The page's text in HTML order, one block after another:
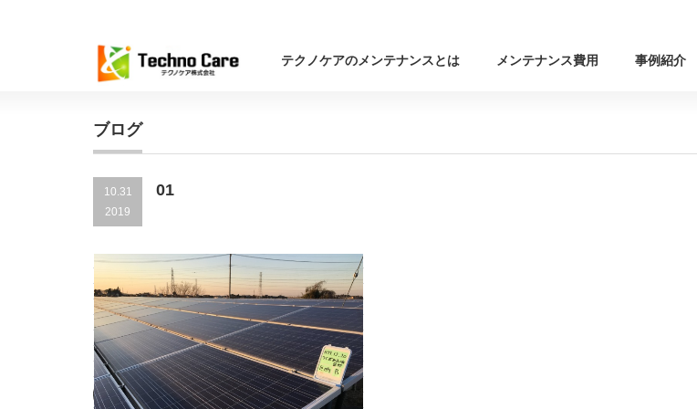
テクノケアのメンテナンスとは メンテナンス費用 事例紹介
ブログ
10.31
2019
01